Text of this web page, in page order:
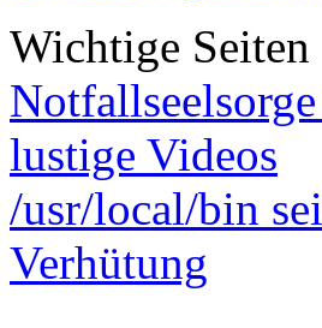
Wichtige Seiten
lustige Videos
/usr/local/bin
Verhütung